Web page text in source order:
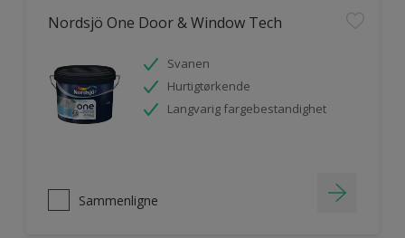
Nordsjö One Door & Window Tech
Svanen
Hurtigtørkende
Langvarig fargebestandighet
Sammenligne